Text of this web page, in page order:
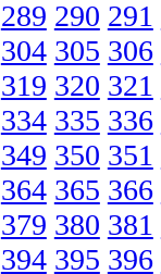
289 290 291
304 305 306
319 320 321
334 335 336
349 350 351
364 365 366
379 380 381
394 395 396